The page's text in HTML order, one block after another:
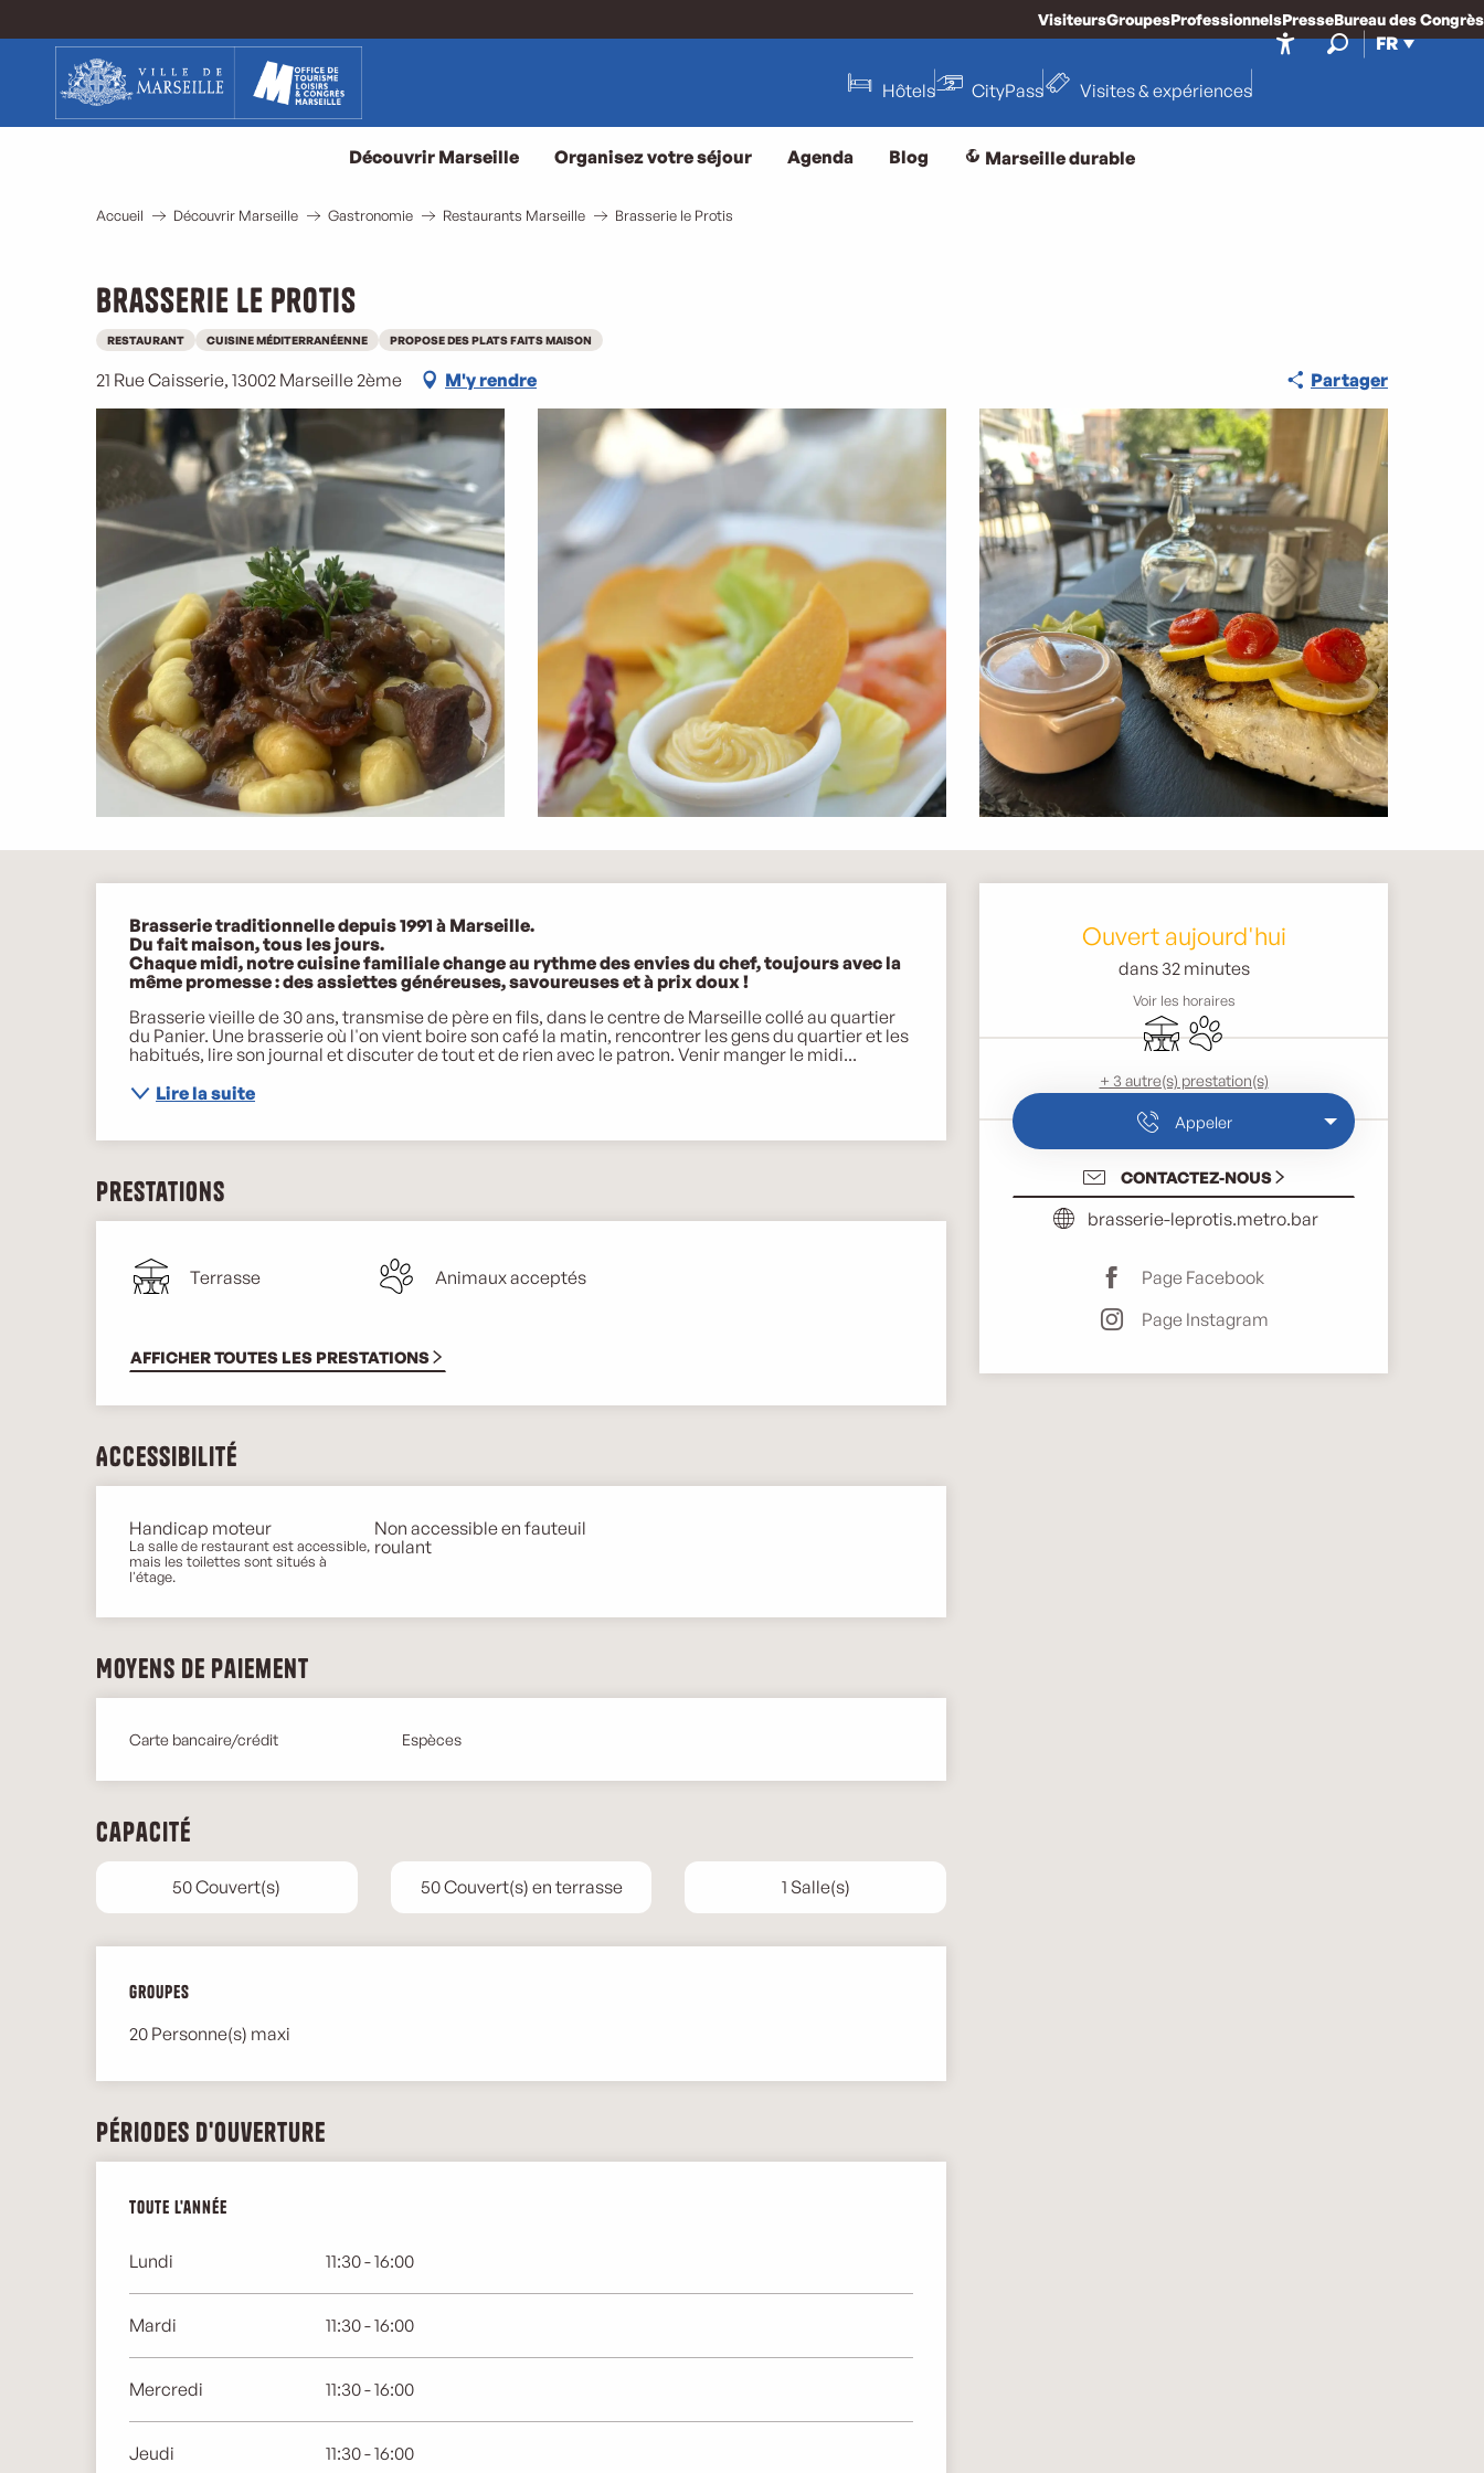
contenu
FR
VisiteursGroupesProfessionnelsPresseBureau des Congrès
Hôtels CityPass Visites & expériences
Découvrir Marseille Organisez votre séjour Agenda Blog Marseille durable
Accueil Découvrir Marseille Gastronomie Restaurants Marseille Brasserie le Protis
Brasserie le Protis
RESTAURANT CUISINE MÉDITERRANÉENNE PROPOSE DES PLATS FAITS MAISON
21 Rue Caisserie, 13002 Marseille 2ème M'y rendre Partager
Ouverture et
Ouvert aujourd'hui
dans 32 minutes
Voir les horaires
TerrasseAnimaux acceptés
+ 3 autre(s) prestation(s)
Appeler
CONTACTEZ-NOUS
brasserie-leprotis.metro.bar
Page Facebook
Page Instagram
Description
Brasserie traditionnelle depuis 1991 à Marseille.
Du fait maison, tous les jours.
Chaque midi, notre cuisine familiale change au rythme des envies du chef, toujours avec la
même promesse : des assiettes généreuses, savoureuses et à prix doux !
Brasserie vieille de 30 ans, transmise de père en fils, dans le centre de Marseille collé au quartier
du Panier. Une brasserie où l'on vient boire son café la matin, rencontrer les gens du quartier et les
habitués, lire son journal et discuter de tout et de rien avec le patron. Venir manger le midi...
Lire la suite
Prestations
Terrasse Animaux acceptés
AFFICHER TOUTES LES PRESTATIONS
Accessibilité
Handicap moteur
La salle de restaurant est accessible,
mais les toilettes sont situés à
l'étage.
Non accessible en fauteuil
roulant
Moyens de paiement
Carte bancaire/crédit Espèces
Capacité
50 Couvert(s) 50 Couvert(s) en terrasse 1 Salle(s)
Groupes
Groupes
20 Personne(s) maxi
Périodes d'ouverture
Toute l'année
Toute l'année
Lundi 11:30 - 16:00
Mardi 11:30 - 16:00
Mercredi 11:30 - 16:00
Jeudi 11:30 - 16:00